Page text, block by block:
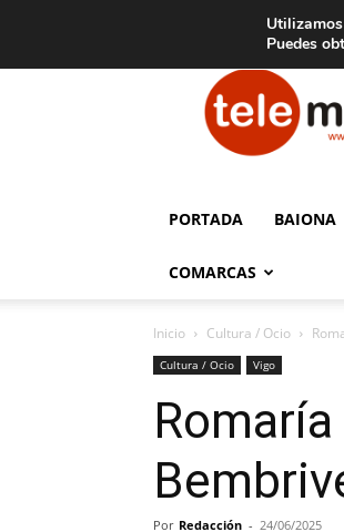
Aviso legal
PORTADA BAIONA
COMARCAS
Inicio Cultura / Ocio
Cultura / Ocio Vigo
Por Redacción - 24/06/2025
Puedes